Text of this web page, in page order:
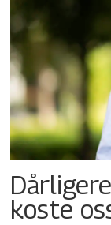
koste